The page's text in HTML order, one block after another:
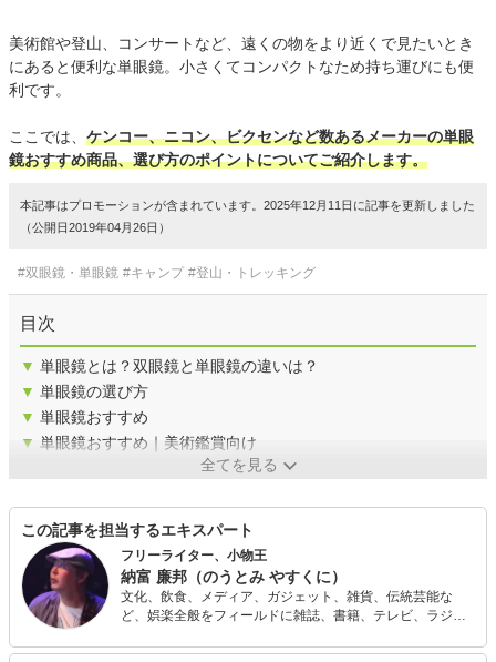
美術館や登山、コンサートなど、遠くの物をより近くで見たいとき
にあると便利な単眼鏡。小さくてコンパクトなため持ち運びにも便
利です。
ここでは、 ケンコー、ニコン、ビクセンなど数あるメーカーの単眼
鏡おすすめ商品、選び方のポイントについてご紹介します。
本記事はプロモーションが含まれています。2025年12月11日に記事を更新しました
（公開日2019年04月26日）
#双眼鏡・単眼鏡 #キャンプ #登山・トレッキング
目次
▼ 単眼鏡とは？双眼鏡と単眼鏡の違いは？
▼ 単眼鏡の選び方
▼ 単眼鏡おすすめ
▼ 単眼鏡おすすめ｜美術鑑賞向け
全てを見る
この記事を担当するエキスパート
フリーライター、小物王
納富 廉邦（のうとみ やすくに）
文化、飲食、メディア、ガジェット、雑貨、伝統芸能な
ど、娯楽全般をフィールドに雑誌、書籍、テレビ、ラジ
お茶、やかん、ガジェット、小説、落語などに関する著書